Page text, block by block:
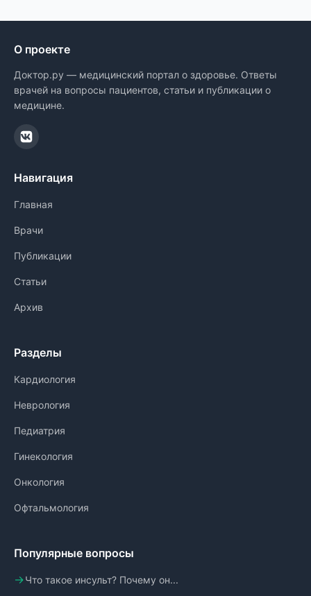
О проекте
Доктор.ру — медицинский портал о здоровье. Ответы
врачей на вопросы пациентов, статьи и публикации о
медицине.
Навигация
Главная
Врачи
Публикации
Статьи
Архив
Разделы
Кардиология
Неврология
Педиатрия
Гинекология
Онкология
Офтальмология
Популярные вопросы
Что такое инсульт? Почему он...